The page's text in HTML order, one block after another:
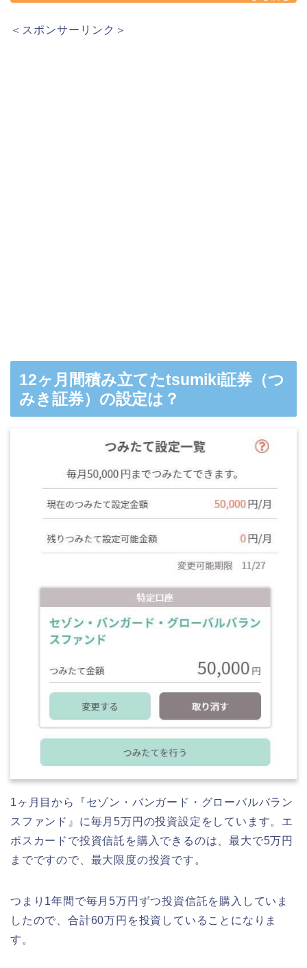
＜スポンサーリンク＞
12ヶ月間積み立てたtsumiki証券（つ
みき証券）の設定は？
1ヶ月目から『セゾン・バンガード・グローバルバラン
スファンド』に毎月5万円の投資設定をしています。エ
ポスカードで投資信託を購入できるのは、最大で5万円
までですので、最大限度の投資です。
つまり1年間で毎月5万円ずつ投資信託を購入していま
したので、合計60万円を投資していることになりま
す。